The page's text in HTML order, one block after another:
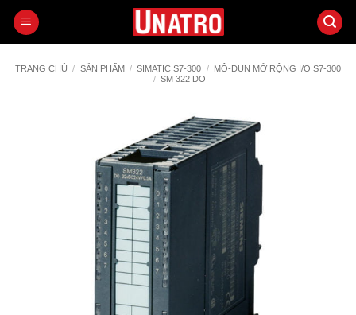
qua
dungTRANG CHỦ / SẢN PHẨM / SIMATIC S7-300 /
MÔ-ĐUN MỞ RỘNG I/O S7-300
/ SM 322 DO